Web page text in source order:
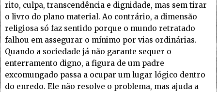
rito, culpa, transcendência e dignidade, mas sem tirar
o livro do plano material. Ao contrário, a dimensão
religiosa só faz sentido porque o mundo retratado
falhou em assegurar o mínimo por vias ordinárias.
Quando a sociedade já não garante sequer o
enterramento digno, a figura de um padre
excomungado passa a ocupar um lugar lógico dentro
do enredo. Ele não resolve o problema, mas ajuda a